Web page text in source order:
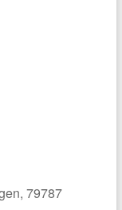
79787